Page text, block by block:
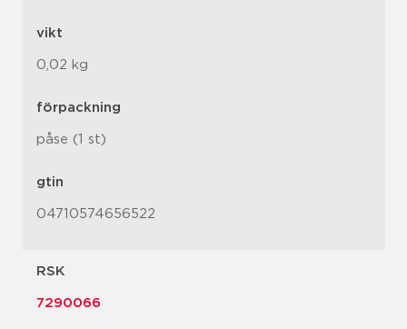
vikt
0,02 kg
förpackning
påse (1 st)
gtin
04710574656522
RSK
7290066